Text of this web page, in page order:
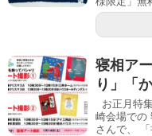
寝相ア
り」「
お正月特
崎会場での
さんで、 「